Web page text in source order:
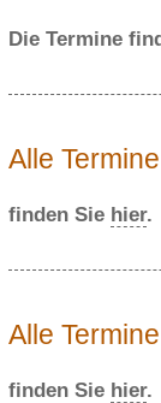
Die Termine
Alle
finden Sie hier.
Alle
finden Sie hier.